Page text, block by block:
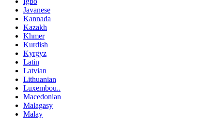
Javanese
Kannada
Kazakh
Khmer
Kurdish
Kyrgyz
Latin
Latvian
Lithuanian
Luxembou..
Macedonian
Malagasy
Malay